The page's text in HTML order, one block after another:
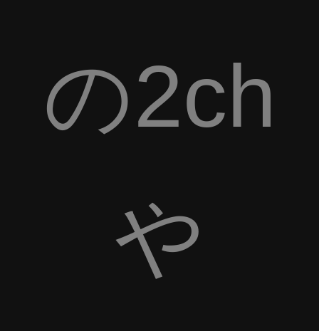
の2ch
や